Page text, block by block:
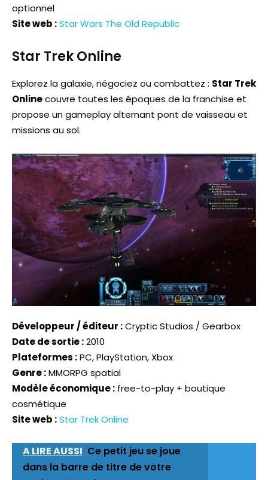
optionnel
Site web :Star Wars The Old Republic
Star Trek Online
Explorez la galaxie, négociez ou combattez : Star Trek
Onlinecouvre toutes les époques de la franchise et
propose un gameplay alternant pont de vaisseau et
missions au sol.
Développeur / éditeur :Cryptic Studios / Gearbox
Date de sortie :2010
Plateformes :PC, PlayStation, Xbox
Genre :MMORPG spatial
Modèle économique : free-to-play + boutique
cosmétique
Site web :Star Trek Online
A LIRE AUSSI Ce petit jeu se joue
dans la barre de titre de votre